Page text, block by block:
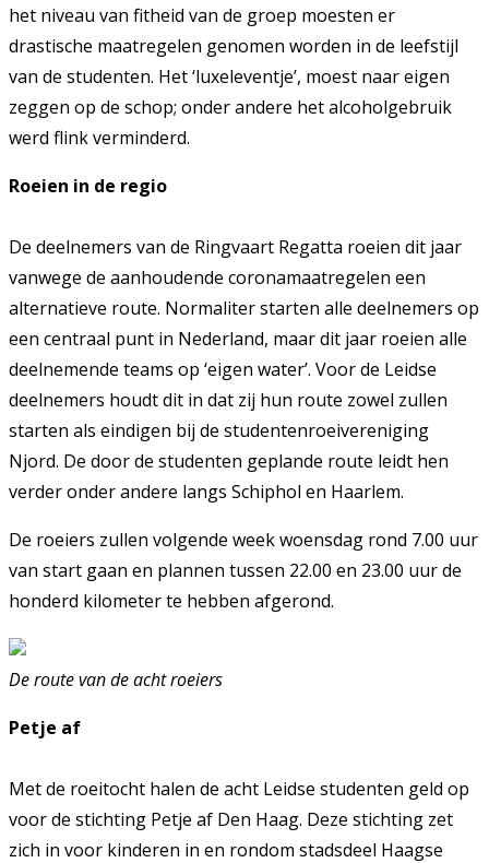
het niveau van fitheid van de groep moesten er
drastische maatregelen genomen worden in de leefstijl
van de studenten. Het ‘luxeleventje’, moest naar eigen
zeggen op de schop; onder andere het alcoholgebruik
werd flink verminderd.
Roeien in de regio
De deelnemers van de Ringvaart Regatta roeien dit jaar
vanwege de aanhoudende coronamaatregelen een
alternatieve route. Normaliter starten alle deelnemers op
een centraal punt in Nederland, maar dit jaar roeien alle
deelnemende teams op ‘eigen water’. Voor de Leidse
deelnemers houdt dit in dat zij hun route zowel zullen
starten als eindigen bij de studentenroeivereniging
Njord. De door de studenten geplande route leidt hen
verder onder andere langs Schiphol en Haarlem.
De roeiers zullen volgende week woensdag rond 7.00 uur
van start gaan en plannen tussen 22.00 en 23.00 uur de
honderd kilometer te hebben afgerond.
De route van de acht roeiers
Petje af
Met de roeitocht halen de acht Leidse studenten geld op
voor de stichting Petje af Den Haag. Deze stichting zet
zich in voor kinderen in en rondom stadsdeel Haagse